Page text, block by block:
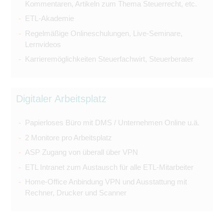
Kommentaren, Artikeln zum Thema Steuerrecht, etc.
ETL-Akademie
Regelmäßige Onlineschulungen, Live-Seminare,
Lernvideos
Karrieremöglichkeiten Steuerfachwirt, Steuerberater
Digitaler Arbeitsplatz
Papierloses Büro mit DMS / Unternehmen Online u.ä.
2 Monitore pro Arbeitsplatz
ASP Zugang von überall über VPN
ETL Intranet zum Austausch für alle ETL-Mitarbeiter
Home-Office Anbindung VPN und Ausstattung mit
Rechner, Drucker und Scanner